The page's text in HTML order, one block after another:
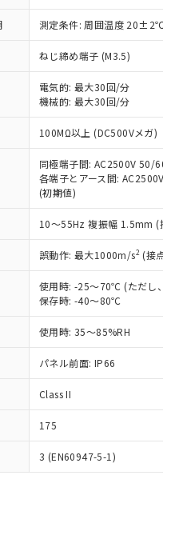
測定条件: 周囲温度 20±2℃、
ねじ締め端子 (M3.5)
電気的: 最大30回/分
機械的: 最大30回/分
100MΩ以上 (DC500Vメガ)
同極端子間: AC2500V 50/
各端子とアース間: AC2500V
(初期値)
10～55Hz 複振幅 1.5mm (接
誤動作: 最大1000m/s2 (接点
使用時: -25～70℃ (ただし、氷
保存時: -40～80℃
使用時: 35～85%RH
パネル前面: IP66
Class II
175
3 (EN60947-5-1)
ただき、同意のうえ
社制御機器事業取扱
況および標準価格
ていただくもので
取扱商品の中には、
外となる商品もある
さい。
準価格照会結果は、
日時点での社内デー
れるものであり、閲
実際の在庫および標
場合があることをご
よび標準価格はお客
たはお客様担当のオ
売店・当社販売員に
販売店や当社販売拠
ワーク
」をご確認
準価格結果を当社の
者に漏洩または開
いします。
部品リスト作成サー
指令（10物質）の
指令（10物質）の
中または確認中の
料など無形物で、有
商品です。
、非含有部品として
判明した場合などや
があります。
1000ppm以下、 カド
以下、ポリ臭化ビフェニル
臭化ジフェニルエーテル類
酸ビス(2-エチルヘキシ
以下、フタル酸ブチ
以下、フタル酸ジブチル
タル酸ジイソブチル
および制御機器に対する
ついては閾値を超える意
しています。
況などにより、予定
ます。
有率が中国RoHSの
示します。
有率が中国RoHSの
を示します。
社販売部門へお問
、 PBBs(ポリ臭化ビフェ
リ臭化ジフェニルエーテ
、 DIBP(フタル酸ジ
フタル酸ブチルベンジ
質）のすべてが基
します。
況下において有害物
境に深刻な影響を
社製品のうち、外国
易法に定める商品
等」という）を輸出
供する場合は、日本
(または役務取引許
の必要な手続きを
破棄する場合は、完
、違法に輸出されな
を講じます。
、核兵器、ミサイ
物兵器またはその他
の製造装置等に一切
を第三者に販売する
および3の内容を当
ます。また当社は、
に係わる関係者が違
れがある場合は、取
在庫あり
たないが在庫あり
の在庫状況につ
様のお取引先、ま
当のオムロン制御
当社販売員にご確
、また在庫状況の